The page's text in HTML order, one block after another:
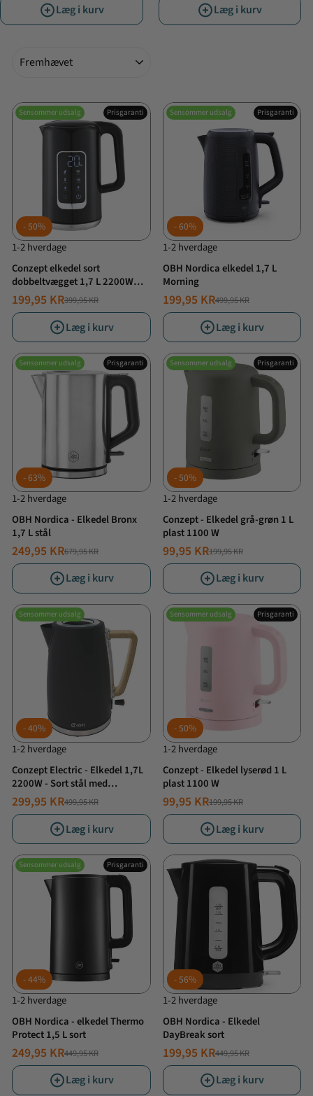
Læg i kurv Læg i kurv
Sensommer udsalg Prisgaranti
50%
1-2 hverdage
Conzept elkedel sort
dobbeltvægget 1,7 L 2200W
med digitalt display
NORMALPRIS399,95 KR
TILBUDSPRIS
199,95 KR
Læg i kurv
Sensommer udsalg Prisgaranti
60%
1-2 hverdage
OBH Nordica elkedel 1,7 L
Morning
NORMALPRIS499,95 KR
TILBUDSPRIS
199,95 KR
Læg i kurv
Sensommer udsalg Prisgaranti
63%
1-2 hverdage
OBH Nordica - Elkedel Bronx
1,7 L stål
NORMALPRIS679,95 KR
TILBUDSPRIS
249,95 KR
Læg i kurv
Sensommer udsalg Prisgaranti
50%
1-2 hverdage
Conzept - Elkedel grå-grøn 1 L
plast 1100 W
NORMALPRIS
199,95 KR
TILBUDSPRIS
99,95 KR
Læg i kurv
Sensommer udsalg
40%
1-2 hverdage
Conzept Electric - Elkedel 1,7L
2200W - Sort stål med
træhåndtag
NORMALPRIS499,95 KR
TILBUDSPRIS
299,95 KR
Læg i kurv
Sensommer udsalg Prisgaranti
50%
1-2 hverdage
Conzept - Elkedel lyserød 1 L
plast 1100 W
NORMALPRIS
199,95 KR
TILBUDSPRIS
99,95 KR
Læg i kurv
Sensommer udsalg Prisgaranti
44%
1-2 hverdage
OBH Nordica - elkedel Thermo
Protect 1,5 L sort
NORMALPRIS449,95 KR
TILBUDSPRIS
249,95 KR
Læg i kurv
56%
1-2 hverdage
OBH Nordica - Elkedel
DayBreak sort
NORMALPRIS449,95 KR
TILBUDSPRIS
199,95 KR
Læg i kurv